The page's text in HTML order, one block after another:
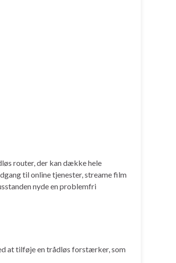
router, der kan dække hele
til online tjenester, streame film
nyde en problemfri
at tilføje en trådløs forstærker, som